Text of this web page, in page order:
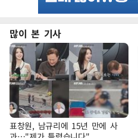
많이 본 기사
표창원, 남규리에 15년 만에 사